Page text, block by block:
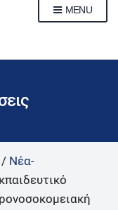
m
MENU
/ Νέα-